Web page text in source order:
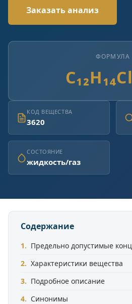
Заказать анализ
ФОРМУЛА
КОД ВЕЩЕСТВА
3620
СОСТОЯНИЕ
жидкость/газ
Содержание
Предельно допустимые
Характеристики вещества
Подробное описание
Синонимы